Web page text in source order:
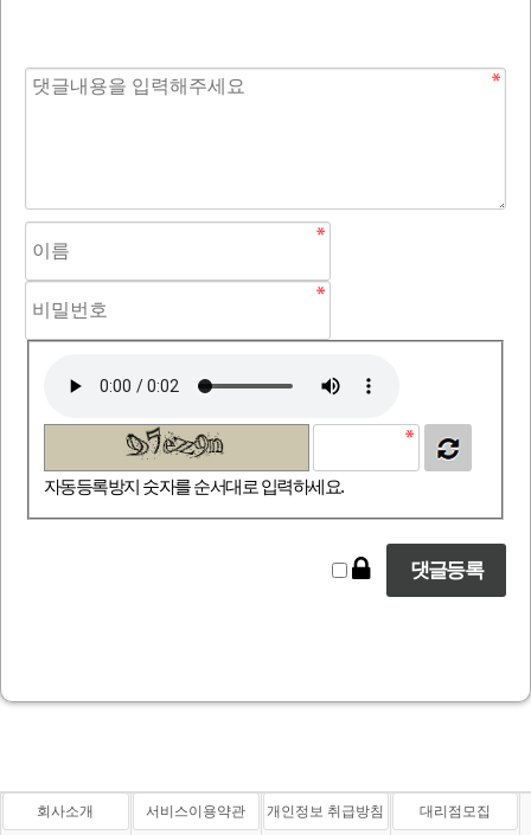
자동등록방지 숫자를 순서대로 입력하세요.
회사소개 서비스이용약관 개인정보 취급방침 대리점모집